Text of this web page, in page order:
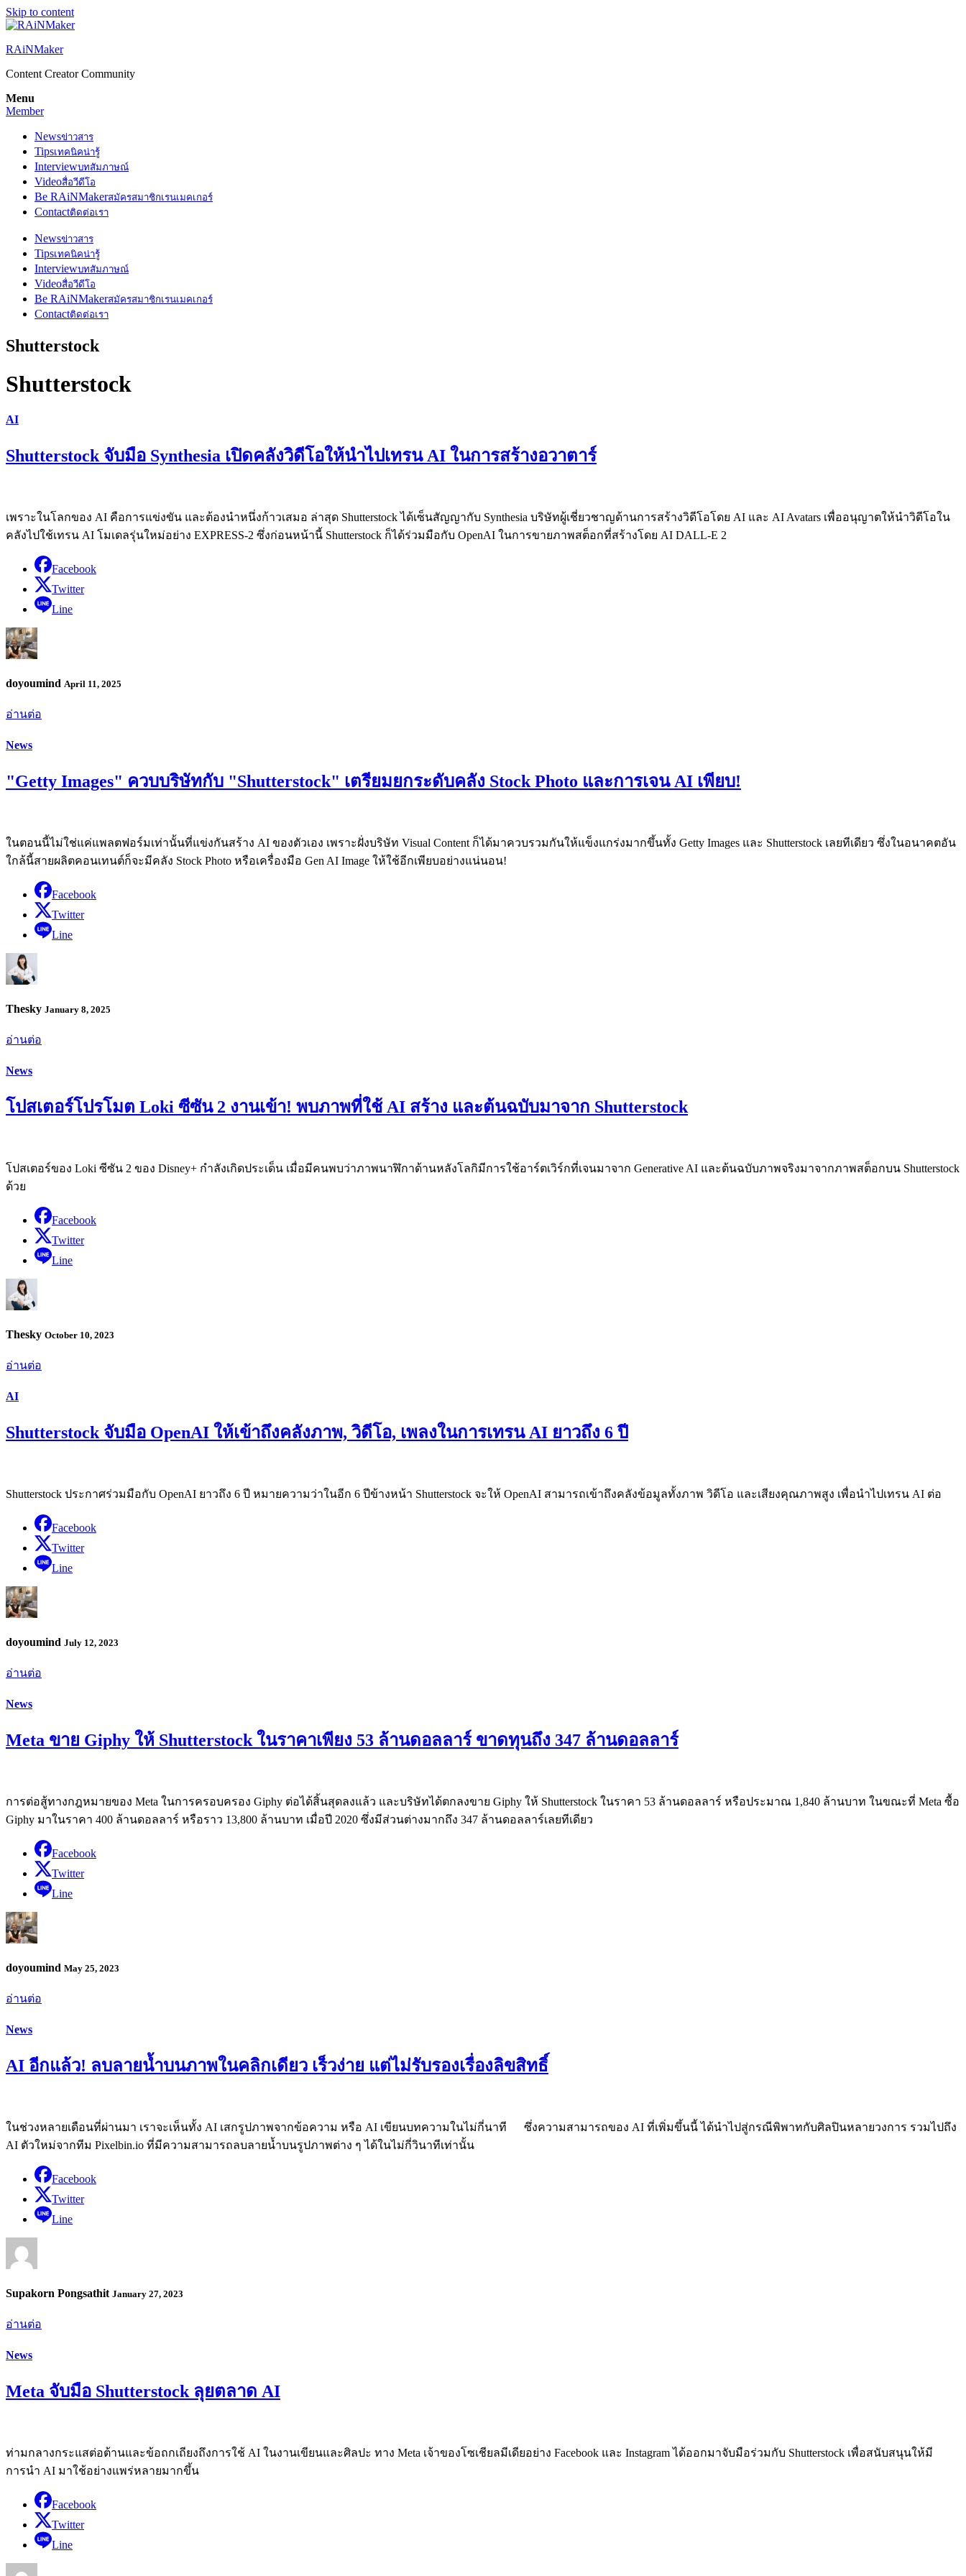
Skip to content
RAiNMaker
Content Creator Community
Menu
Member
Newsข่าวสาร
Tipsเทคนิคน่ารู้
Interviewบทสัมภาษณ์
Videoสื่อวีดีโอ
Be RAiNMakerสมัครสมาชิกเรนเมคเกอร์
Contactติดต่อเรา
Newsข่าวสาร
Tipsเทคนิคน่ารู้
Interviewบทสัมภาษณ์
Videoสื่อวีดีโอ
Be RAiNMakerสมัครสมาชิกเรนเมคเกอร์
Contactติดต่อเรา
Shutterstock
Shutterstock
AI
Shutterstock จับมือ Synthesia เปิดคลังวิดีโอให้นำไปเทรน AI ในการสร้างอวาตาร์
เพราะในโลกของ AI คือการแข่งขัน และต้องนำหนึ่งก้าวเสมอ ล่าสุด Shutterstock ได้เซ็นสัญญากับ Synthesia บริษัทผู้เชี่ยวชาญด้านการสร้างวิดีโอโดย AI และ AI Avatars เพื่ออนุญาตให้นำวิดีโอใน
คลังไปใช้เทรน AI โมเดลรุ่นใหม่อย่าง EXPRESS-2 ซึ่งก่อนหน้านี้ Shutterstock ก็ได้ร่วมมือกับ OpenAI ในการขายภาพสต็อกที่สร้างโดย AI DALL-E 2
Facebook
Twitter
Line
doyoumind April 11, 2025
อ่านต่อ
News
"Getty Images" ควบบริษัทกับ "Shutterstock" เตรียมยกระดับคลัง Stock Photo และการเจน AI เพียบ!
ในตอนนี้ไม่ใช่แค่แพลตฟอร์มเท่านั้นที่แข่งกันสร้าง AI ของตัวเอง เพราะฝั่งบริษัท Visual Content ก็ได้มาควบรวมกันให้แข็งแกร่งมากขึ้นทั้ง Getty Images และ Shutterstock เลยทีเดียว ซึ่งในอนาคตอัน
ใกล้นี้สายผลิตคอนเทนต์ก็จะมีคลัง Stock Photo หรือเครื่องมือ Gen AI Image ให้ใช้อีกเพียบอย่างแน่นอน!
Facebook
Twitter
Line
Thesky January 8, 2025
อ่านต่อ
News
โปสเตอร์โปรโมต Loki ซีซัน 2 งานเข้า! พบภาพที่ใช้ AI สร้าง และต้นฉบับมาจาก Shutterstock
โปสเตอร์ของ Loki ซีซัน 2 ของ Disney+ กำลังเกิดประเด็น เมื่อมีคนพบว่าภาพนาฬิกาด้านหลังโลกิมีการใช้อาร์ตเวิร์กที่เจนมาจาก Generative AI และต้นฉบับภาพจริงมาจากภาพสต็อกบน Shutterstock
ด้วย
Facebook
Twitter
Line
Thesky October 10, 2023
อ่านต่อ
AI
Shutterstock จับมือ OpenAI ให้เข้าถึงคลังภาพ, วิดีโอ, เพลงในการเทรน AI ยาวถึง 6 ปี
Shutterstock ประกาศร่วมมือกับ OpenAI ยาวถึง 6 ปี หมายความว่าในอีก 6 ปีข้างหน้า Shutterstock จะให้ OpenAI สามารถเข้าถึงคลังข้อมูลทั้งภาพ วิดีโอ และเสียงคุณภาพสูง เพื่อนำไปเทรน AI ต่อ
Facebook
Twitter
Line
doyoumind July 12, 2023
อ่านต่อ
News
Meta ขาย Giphy ให้ Shutterstock ในราคาเพียง 53 ล้านดอลลาร์ ขาดทุนถึง 347 ล้านดอลลาร์
การต่อสู้ทางกฎหมายของ Meta ในการครอบครอง Giphy ต่อได้สิ้นสุดลงแล้ว และบริษัทได้ตกลงขาย Giphy ให้ Shutterstock ในราคา 53 ล้านดอลลาร์ หรือประมาณ 1,840 ล้านบาท ในขณะที่ Meta ซื้อ
Giphy มาในราคา 400 ล้านดอลลาร์ หรือราว 13,800 ล้านบาท เมื่อปี 2020 ซึ่งมีส่วนต่างมากถึง 347 ล้านดอลลาร์เลยทีเดียว
Facebook
Twitter
Line
doyoumind May 25, 2023
อ่านต่อ
News
AI อีกแล้ว! ลบลายน้ำบนภาพในคลิกเดียว เร็วง่าย แต่ไม่รับรองเรื่องลิขสิทธิ์
ในช่วงหลายเดือนที่ผ่านมา เราจะเห็นทั้ง AI เสกรูปภาพจากข้อความ หรือ AI เขียนบทความในไม่กี่นาที ซึ่งความสามารถของ AI ที่เพิ่มขึ้นนี้ ได้นำไปสู่กรณีพิพาทกับศิลปินหลายวงการ รวมไปถึง
AI ตัวใหม่จากทีม Pixelbin.io ที่มีความสามารถลบลายน้ำบนรูปภาพต่าง ๆ ได้ในไม่กี่วินาทีเท่านั้น
Facebook
Twitter
Line
Supakorn Pongsathit January 27, 2023
อ่านต่อ
News
Meta จับมือ Shutterstock ลุยตลาด AI
ท่ามกลางกระแสต่อต้านและข้อถกเถียงถึงการใช้ AI ในงานเขียนและศิลปะ ทาง Meta เจ้าของโซเชียลมีเดียอย่าง Facebook และ Instagram ได้ออกมาจับมือร่วมกับ Shutterstock เพื่อสนับสนุนให้มี
การนำ AI มาใช้อย่างแพร่หลายมากขึ้น
Facebook
Twitter
Line